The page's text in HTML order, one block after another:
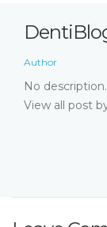
Author
No
View all post